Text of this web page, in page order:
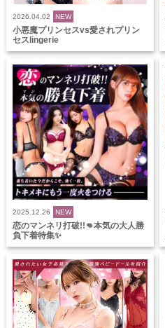
2026.04.02 NEW
小悪魔プリンセスvs愛されプリン
セスlingerie
2025.12.26 NEW
恋のマンネリ打破!!👊本気の大人勝
負下着特集✨